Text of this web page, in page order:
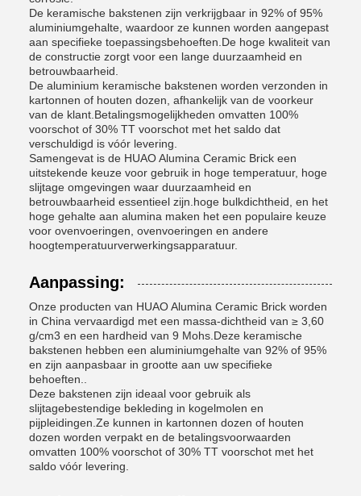
De keramische bakstenen zijn verkrijgbaar in 92% of 95%
aluminiumgehalte, waardoor ze kunnen worden aangepast
aan specifieke toepassingsbehoeften.De hoge kwaliteit van
de constructie zorgt voor een lange duurzaamheid en
betrouwbaarheid.
De aluminium keramische bakstenen worden verzonden in
kartonnen of houten dozen, afhankelijk van de voorkeur
van de klant.Betalingsmogelijkheden omvatten 100%
voorschot of 30% TT voorschot met het saldo dat
verschuldigd is vóór levering.
Samengevat is de HUAO Alumina Ceramic Brick een
uitstekende keuze voor gebruik in hoge temperatuur, hoge
slijtage omgevingen waar duurzaamheid en
betrouwbaarheid essentieel zijn.hoge bulkdichtheid, en het
hoge gehalte aan alumina maken het een populaire keuze
voor ovenvoeringen, ovenvoeringen en andere
hoogtemperatuurverwerkingsapparatuur.
Aanpassing:
Onze producten van HUAO Alumina Ceramic Brick worden
in China vervaardigd met een massa-dichtheid van ≥ 3,60
g/cm3 en een hardheid van 9 Mohs.Deze keramische
bakstenen hebben een aluminiumgehalte van 92% of 95%
en zijn aanpasbaar in grootte aan uw specifieke
behoeften..
Deze bakstenen zijn ideaal voor gebruik als
slijtagebestendige bekleding in kogelmolen en
pijpleidingen.Ze kunnen in kartonnen dozen of houten
dozen worden verpakt en de betalingsvoorwaarden
omvatten 100% voorschot of 30% TT voorschot met het
saldo vóór levering.